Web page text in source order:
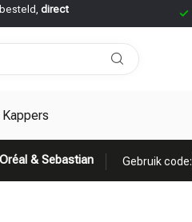
direct
& Sebastian Gebruik code: